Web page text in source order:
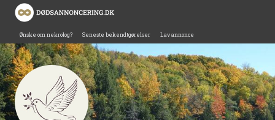
Ønske om nekrolog? Seneste bekendtgørelser Lav annonce